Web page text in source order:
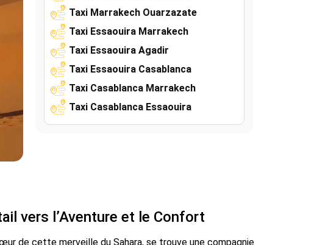
Taxi Marrakech Ouarzazate
Taxi Essaouira Marrakech
Taxi Essaouira Agadir
Taxi Essaouira Casablanca
Taxi Casablanca Marrakech
Taxi Casablanca Essaouira
vers l’Aventure et le Confort
de cette merveille du Sahara, se trouve une compagnie